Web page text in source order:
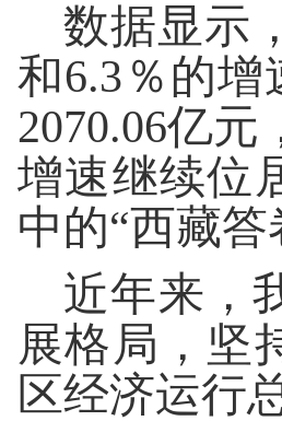
数据显示
和6.3％的增
2070.06亿
增速继续位
中的“西藏答
近年来，
展格局，坚
区经济运行